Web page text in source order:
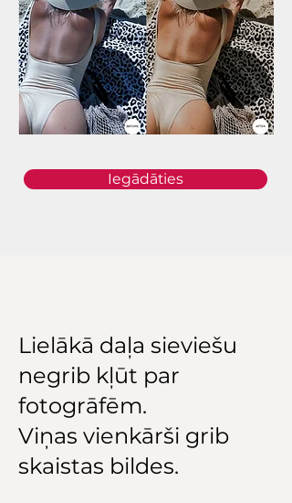
Iegādāties
Lielākā daļa sieviešu
negrib kļūt par
fotogrāfēm.
Viņas vienkārši grib
skaistas bildes.